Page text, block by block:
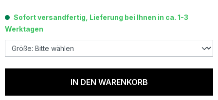
Sofort versandfertig, Lieferung bei Ihnen in ca. 1-3
Werktagen
IN DEN WARENKORB